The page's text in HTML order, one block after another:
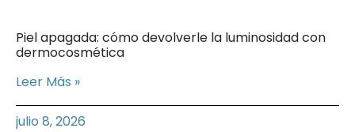
Piel apagada: cómo devolverle la luminosidad con
dermocosmética
Leer Más »
julio 8, 2026